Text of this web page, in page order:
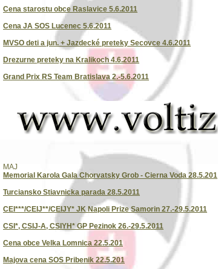
Cena starostu obce Raslavice 5.6.2011
Cena JA SOS Lucenec 5.6.2011
MVSO deti a jun. + Jazdecké preteky Secovce 4.6.2011
Drezurne preteky na Kralikoch 4.6.2011
Grand Prix RS Team Bratislava 2.-5.6.2011
MAJ
Memorial Karola Gala Chorvatsky Grob - Cierna Voda 28.5.201
Turciansko Stiavnicka parada 28.5.2011
CEI***/CEIJ**/CEIJY* JK Napoli Prize Samorin 27.-29.5.2011
CSI*, CSIJ-A, CSIYH* GP Pezinok 26.-29.5.2011
Cena obce Velka Lomnica 22.5.201
Majova cena SOS Pribenik 22.5.201